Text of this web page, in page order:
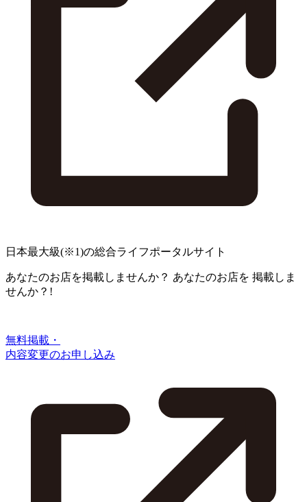
日本最大級(※1)の総合ライフポータルサイト
あなたのお店を掲載しませんか？ あなたのお店を 掲載しま
せんか？!
無料掲載・
内容変更のお申し込み